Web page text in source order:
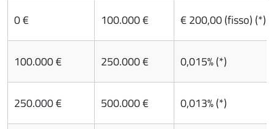
0 € 100.000 € € 200,00 (fisso) (*)
100.000 € 250.000 € 0,015% (*)
250.000 € 500.000 € 0,013% (*)